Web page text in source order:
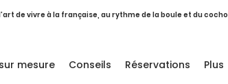
de vivre à la française, au rythme de la boule et du
mesure Conseils Réservations Plus